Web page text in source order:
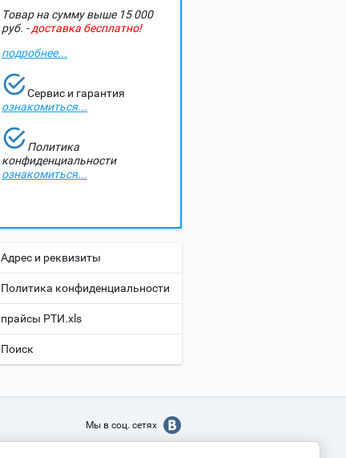
Товар на сумму выше 15 000
руб. -доставка бесплатно!
подробнее...
Сервис и гарантия
ознакомиться...
Политика
конфиденциальности
ознакомиться...
Адрес и реквизиты
Политика конфиденциальности
прайсы РТИ.xls
Поиск
Мы в соц. сетях